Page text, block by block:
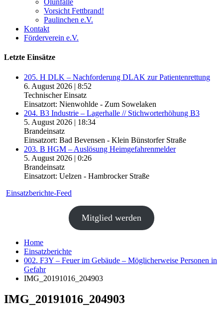
Ölunfälle
Vorsicht Fettbrand!
Paulinchen e.V.
Kontakt
Förderverein e.V.
Letzte Einsätze
205. H DLK – Nachforderung DLAK zur Patientenrettung
6. August 2026 | 8:52
Technischer Einsatz
Einsatzort: Nienwohlde - Zum Sowelaken
204. B3 Industrie – Lagerhalle // Stichworterhöhung B3
5. August 2026 | 18:34
Brandeinsatz
Einsatzort: Bad Bevensen - Klein Bünstorfer Straße
203. B HGM – Auslösung Heimgefahrenmelder
5. August 2026 | 0:26
Brandeinsatz
Einsatzort: Uelzen - Hambrocker Straße
Einsatzberichte-Feed
Mitglied werden
Home
Einsatzberichte
002. F3Y – Feuer im Gebäude – Möglicherweise Personen in
Gefahr
IMG_20191016_204903
IMG_20191016_204903